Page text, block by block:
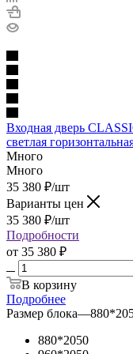
Входная дверь
светлая
Много
Много
35 380 ₽/шт
Варианты цен
35 380 ₽/шт
Подробности
от 35 380 ₽
В корзину
Подробнее
Размер блока—
880*2050